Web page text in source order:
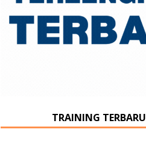
TRAINING TERBARU